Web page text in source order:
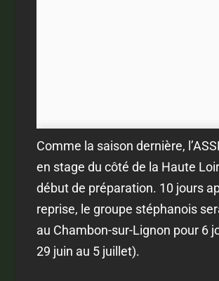
Comme la saison dernière,
en stage du côté de la Haute
début de préparation. 10 jours
reprise, le groupe stéphanois
au Chambon-sur-Lignon pour 6
29 juin au 5 juillet).